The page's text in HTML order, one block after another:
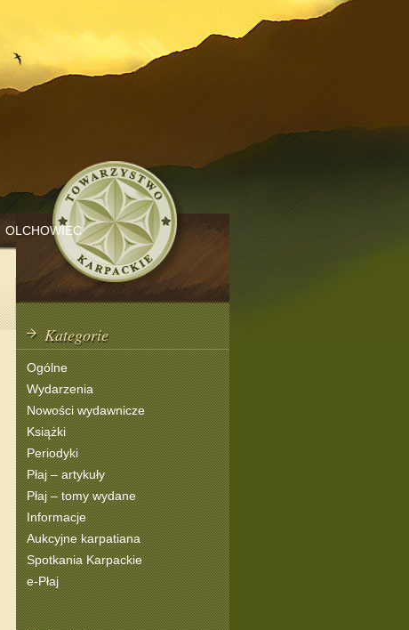
OLCHOWIEC
Kategorie
Ogólne
Wydarzenia
Nowości wydawnicze
Książki
Periodyki
Płaj – artykuły
Płaj – tomy wydane
Informacje
Aukcyjne karpatiana
Spotkania Karpackie
e-Płaj